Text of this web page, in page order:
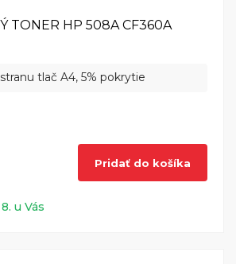
TONER HP 508A CF360A
tlač A4, 5% pokrytie
Pridať do košíka
u Vás